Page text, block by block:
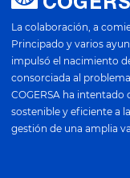
La colaboración, a
Principado y varios
impulsó el nacimiento
consorciada al
COGERSA ha
sostenible y eficiente a
gestión de una amplia